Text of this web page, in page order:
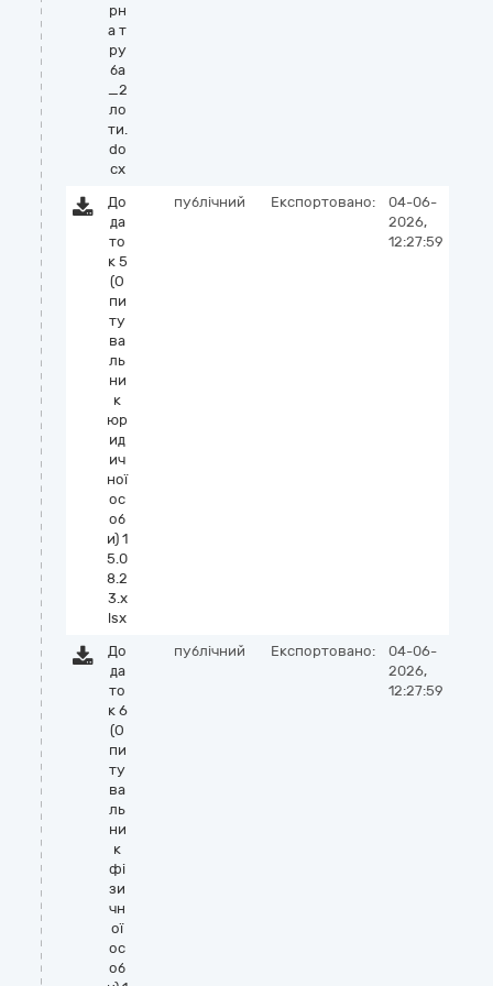
рн
а т
ру
ба
_2
ло
ти.
do
cx
До
да
то
к 5
(О
пи
ту
ва
ль
ни
к
юр
ид
ич
ної
ос
об
и) 1
5.0
8.2
3.x
lsx
публічний Експортовано:
04-06-
2026,
12:27:59
До
да
то
к 6
(О
пи
ту
ва
ль
ни
к
фі
зи
чн
ої
ос
об
публічний Експортовано:
04-06-
2026,
12:27:59